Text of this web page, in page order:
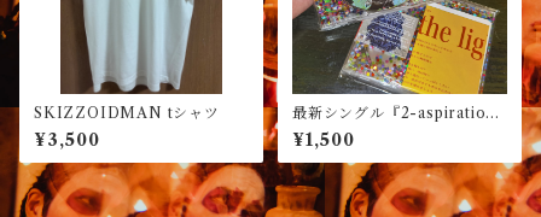
SKIZZOIDMAN tシャツ
¥3,500
最新シングル『2-aspiration
-』
¥1,500